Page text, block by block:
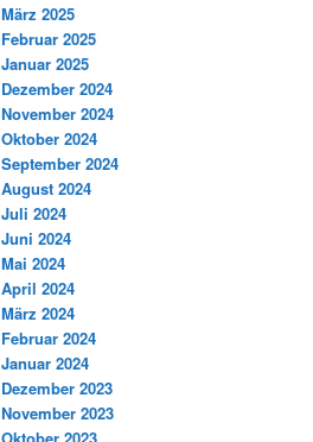
März 2025
Februar 2025
Januar 2025
Dezember 2024
November 2024
Oktober 2024
September 2024
August 2024
Juli 2024
Juni 2024
Mai 2024
April 2024
März 2024
Februar 2024
Januar 2024
Dezember 2023
November 2023